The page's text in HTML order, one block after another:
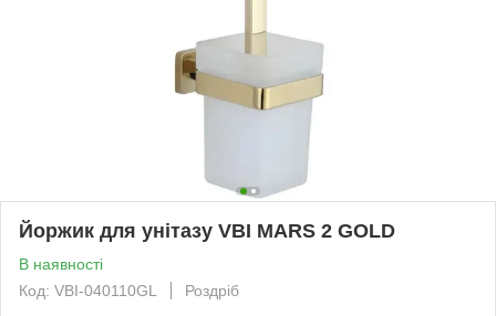
Йоржик для унітазу VBI MARS 2 GOLD
В наявності
Код: VBI-040110GL
Роздріб